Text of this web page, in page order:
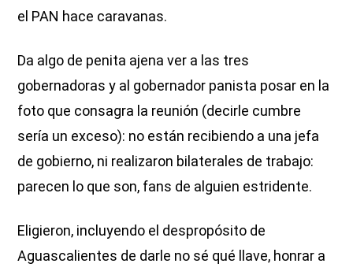
el PAN hace caravanas.
Da algo de penita ajena ver a las tres
gobernadoras y al gobernador panista posar en la
foto que consagra la reunión (decirle cumbre
sería un exceso): no están recibiendo a una jefa
de gobierno, ni realizaron bilaterales de trabajo:
parecen lo que son, fans de alguien estridente.
Eligieron, incluyendo el despropósito de
Aguascalientes de darle no sé qué llave, honrar a